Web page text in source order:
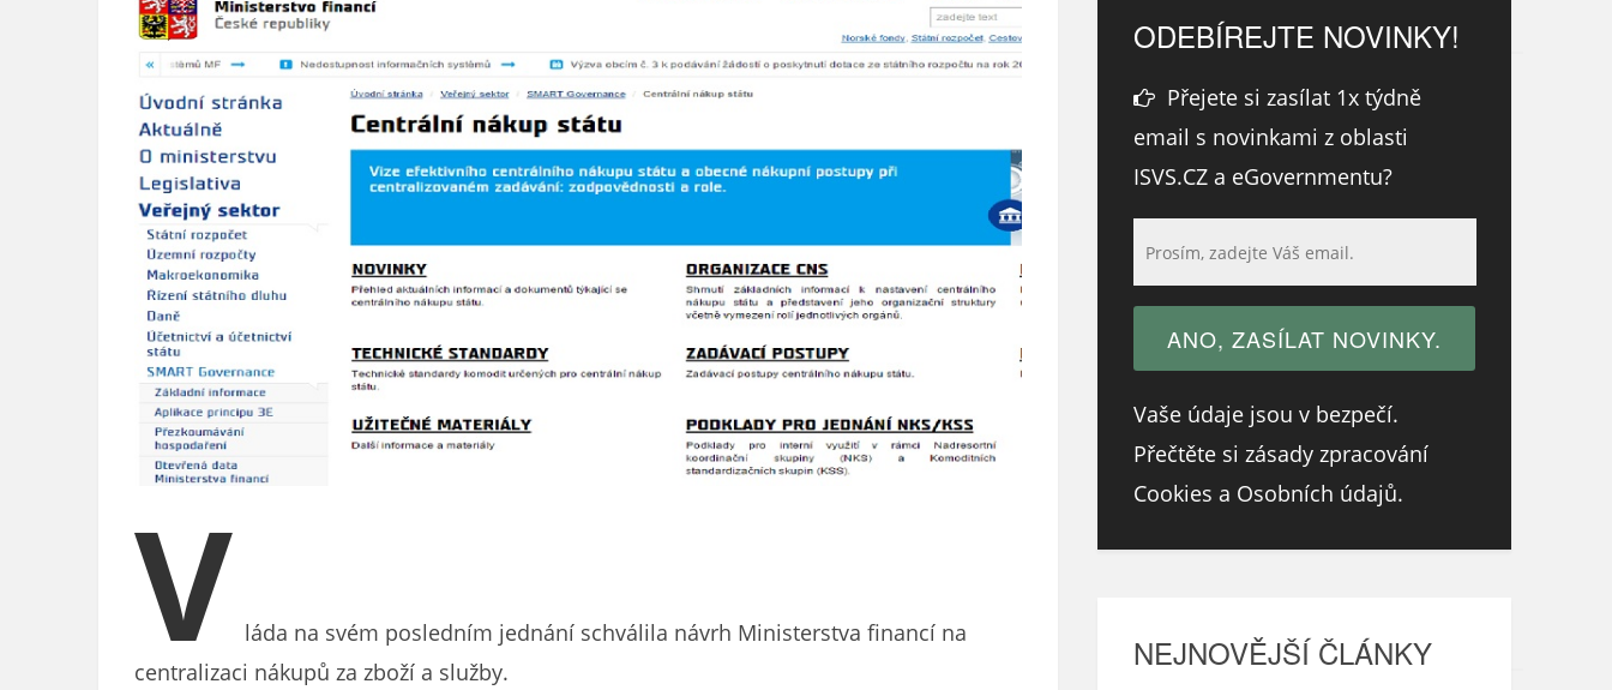
V láda na svém posledním jednání schválila návrh Ministerstva financí na
centralizaci nákupů za zboží a služby.
ODEBÍREJTE NOVINKY!
Přejete si zasílat 1x týdně
email s novinkami z oblasti
ISVS.CZ a eGovernmentu?
Vaše údaje jsou v bezpečí.
Přečtěte si zásady zpracování
Cookies a Osobních údajů.
NEJNOVĚJŠÍ ČLÁNKY